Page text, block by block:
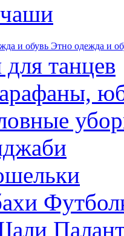
Этно одежда и
танцев